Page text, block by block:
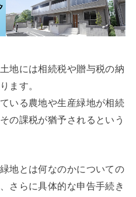
地には相続税や贈与税の納
ます。
いる農地や生産緑地が相続
の課税が猶予されるという
地とは何なのかについての
さらに具体的な申告手続き